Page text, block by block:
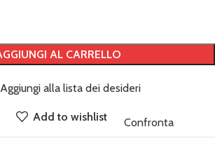
AL CARRELLO
Aggiungi alla lista dei desideri
Add to wishlist Confronta